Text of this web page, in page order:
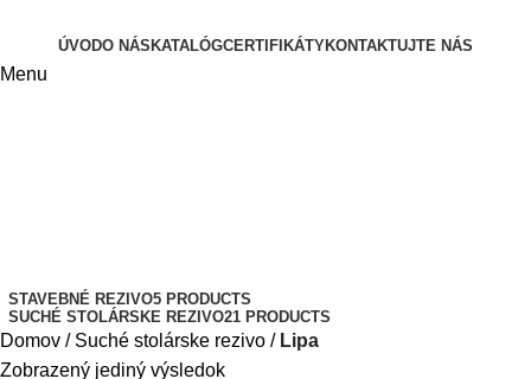
ÚVODO NÁS KATALÓGCERTIFIKÁTYKONTAKTUJTE NÁS
Menu
STAVEBNÉ REZIVO5 PRODUCTS
SUCHÉ STOLÁRSKE REZIVO21 PRODUCTS
Domov Suché stolárske rezivo
Lipa
Zobrazený jediný výsledok